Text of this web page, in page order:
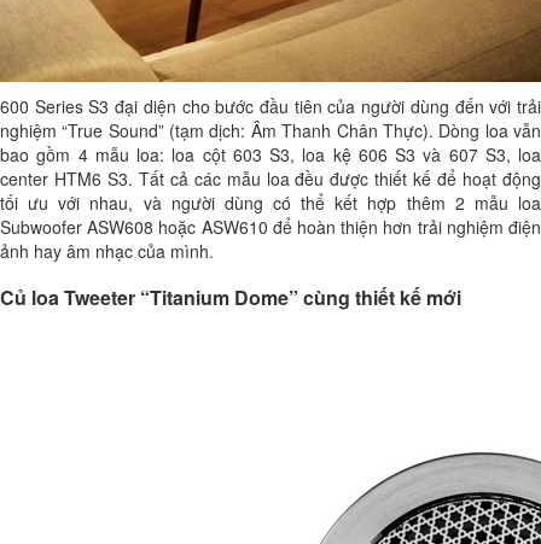
600 Series S3 đại diện cho bước đầu tiên của người dùng đến với trải
nghiệm “True Sound” (tạm dịch: Âm Thanh Chân Thực). Dòng loa vẫn
bao gồm 4 mẫu loa: loa cột 603 S3, loa kệ 606 S3 và 607 S3, loa
center HTM6 S3. Tất cả các mẫu loa đều được thiết kế để hoạt động
tối ưu với nhau, và người dùng có thể kết hợp thêm 2 mẫu loa
Subwoofer ASW608 hoặc ASW610 để hoàn thiện hơn trải nghiệm điện
ảnh hay âm nhạc của mình.
Củ loa Tweeter “Titanium Dome” cùng thiết kế mới